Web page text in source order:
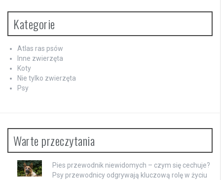
Kategorie
Atlas ras psów
Inne zwierzęta
Koty
Nie tylko zwierzęta
Psy
Warte przeczytania
Pies przewodnik niewidomych – czym się cechuje?
Psy przewodnicy odgrywają kluczową rolę w życiu